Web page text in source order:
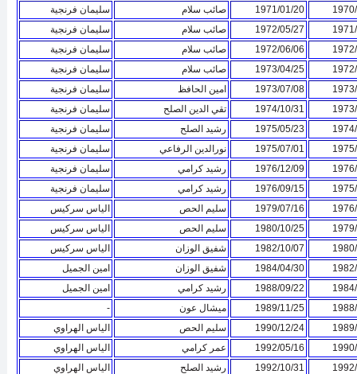
1971/01/20 صائب سلام
سليمان فرنجية
1972/05/27 صائب سلام
سليمان فرنجية
1972/06/06 صائب سلام
سليمان فرنجية
1973/04/25 صائب سلام
سليمان فرنجية
1973/07/08 امين الحافظ
سليمان فرنجية
1974/10/31 تقي الدين الصلح
سليمان فرنجية
1975/05/23 رشيد الصلح
سليمان فرنجية
1975/07/01 نورالدين الرفاعي
سليمان فرنجية
1976/12/09 رشيد كرامي
سليمان فرنجية
1976/09/15 رشيد كرامي
سليمان فرنجية
1979/07/16 سليم الحص
الياس سركيس
1980/10/25 سليم الحص
الياس سركيس
1982/10/07 شفيق الوزان
الياس سركيس
1984/04/30 شفيق الوزان
امين الجميل
1988/09/22 رشيد كرامي
امين الجميل
1989/11/25 ميشال عون
-
1990/12/24 سليم الحص
الياس الهراوي
1992/05/16 عمر كرامي
الياس الهراوي
1992/10/31 رشيد الصلح
الياس الهراوي